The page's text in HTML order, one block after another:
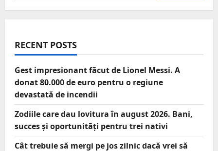
RECENT POSTS
Gest impresionant făcut de Lionel Messi. A
donat 80.000 de euro pentru o regiune
devastată de incendii
Zodiile care dau lovitura în august 2026. Bani,
succes și oportunități pentru trei nativi
Cât trebuie să mergi pe jos zilnic dacă vrei să